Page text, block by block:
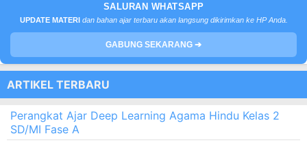
SALURAN WHATSAPP
UPDATE MATERI dan bahan ajar terbaru akan langsung dikirimkan ke HP Anda.
GABUNG SEKARANG ➔
ARTIKEL TERBARU
Perangkat Ajar Deep Learning Agama Hindu Kelas 2
SD/MI Fase A